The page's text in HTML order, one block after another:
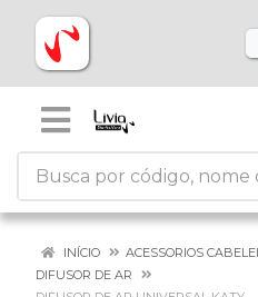
INÍCIO
ACESSORIOS
DIFUSOR DE AR